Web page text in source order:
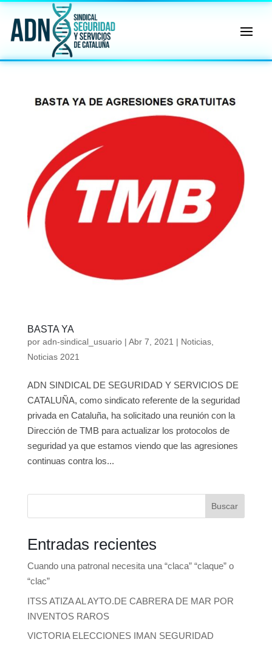
BASTA YA
por adn-sindical_usuario| Abr 7, 2021 | Noticias,
Noticias 2021
ADN SINDICAL DE SEGURIDAD Y SERVICIOS DE
CATALUÑA, como sindicato referente de la seguridad
privada en Cataluña, ha solicitado una reunión con la
Dirección de TMB para actualizar los protocolos de
seguridad ya que estamos viendo que las agresiones
continuas contra los...
Buscar
Entradas recientes
Cuando una patronal necesita una “claca” “claque” o
“clac”
ITSS ATIZA AL AYTO.DE CABRERA DE MAR POR
INVENTOS RAROS
VICTORIA ELECCIONES IMAN SEGURIDAD
✖
ℹ️ Consulta General a Sede (Email)
⚖️ Dpto. Jurídico y Abogados (Email)
🤖 Dudas Rápidas del Convenio (IA)
📊 Herramienta: Tabla Salarial PDF
📄 Herramienta: Generador Plantillas
✊ Trámite: Afiliarse al Sindicato
📍 Info: Horarios y Contacto Sede